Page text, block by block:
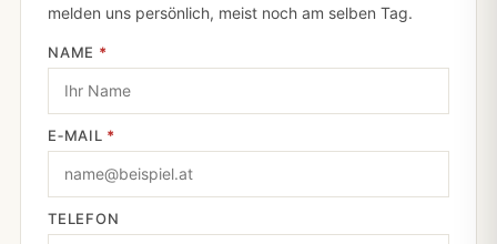
melden uns persönlich, meist noch am selben Tag.
NAME *
E‑MAIL *
TELEFON